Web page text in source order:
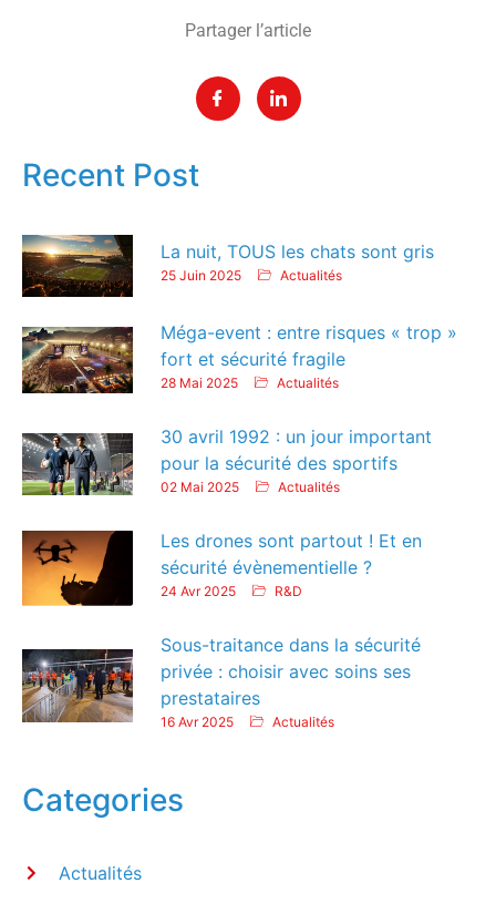
Partager l’article
Recent Post
La nuit, TOUS les chats sont gris
25 Juin 2025 Actualités
Méga-event : entre risques « trop »
fort et sécurité fragile
28 Mai 2025 Actualités
30 avril 1992 : un jour important
pour la sécurité des sportifs
02 Mai 2025 Actualités
Les drones sont partout ! Et en
sécurité évènementielle ?
24 Avr 2025 R&D
Sous-traitance dans la sécurité
privée : choisir avec soins ses
prestataires
16 Avr 2025 Actualités
Categories
Actualités